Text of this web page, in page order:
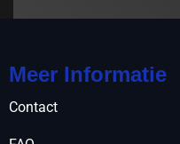
Meer Informatie
Contact